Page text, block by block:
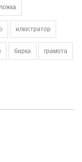
илюстратор
бирка грамота